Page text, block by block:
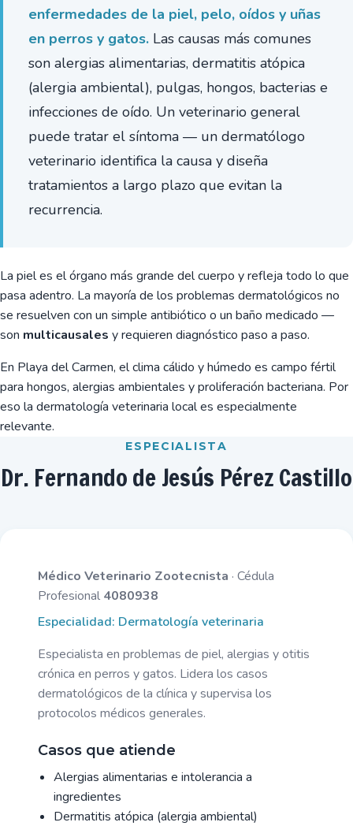
enfermedades de la piel, pelo, oídos y uñas
en perros y gatos. Las causas más comunes
son alergias alimentarias, dermatitis atópica
(alergia ambiental), pulgas, hongos, bacterias e
infecciones de oído. Un veterinario general
puede tratar el síntoma — un dermatólogo
veterinario identifica la causa y diseña
tratamientos a largo plazo que evitan la
recurrencia.
La piel es el órgano más grande del cuerpo y refleja todo lo que
pasa adentro. La mayoría de los problemas dermatológicos no
se resuelven con un simple antibiótico o un baño medicado —
son multicausales y requieren diagnóstico paso a paso.
En Playa del Carmen, el clima cálido y húmedo es campo fértil
para hongos, alergias ambientales y proliferación bacteriana. Por
eso la dermatología veterinaria local es especialmente
relevante.
ESPECIALISTA
Dr. Fernando de Jesús Pérez Castillo
Médico Veterinario Zootecnista · Cédula
Profesional 4080938
Especialidad: Dermatología veterinaria
Especialista en problemas de piel, alergias y otitis
crónica en perros y gatos. Lidera los casos
dermatológicos de la clínica y supervisa los
protocolos médicos generales.
Casos que atiende
Alergias alimentarias e intolerancia a
ingredientes
Dermatitis atópica (alergia ambiental)